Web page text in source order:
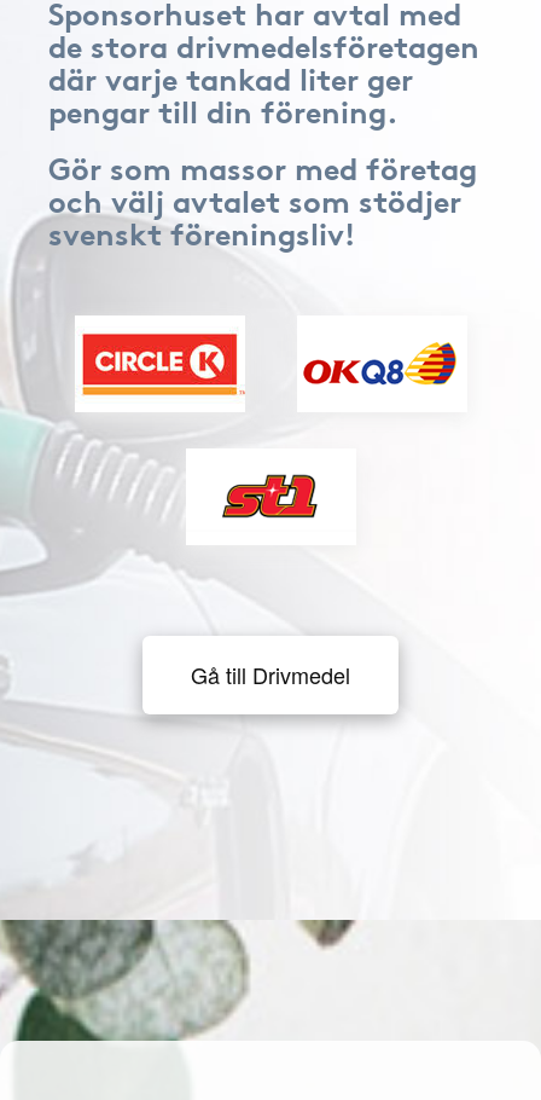
Sponsorhuset har avtal med
de stora drivmedelsföretagen
där varje tankad liter ger
pengar till din förening.
Gör som massor med företag
och välj avtalet som stödjer
svenskt föreningsliv!
Gå till Drivmedel